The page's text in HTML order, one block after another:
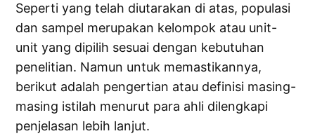
Seperti yang telah diutarakan di atas, populasi
dan sampel merupakan kelompok atau unit-
unit yang dipilih sesuai dengan kebutuhan
penelitian. Namun untuk memastikannya,
berikut adalah pengertian atau definisi masing-
masing istilah menurut para ahli dilengkapi
penjelasan lebih lanjut.